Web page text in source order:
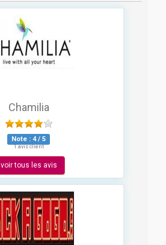
Chamilia
Note : 4/ 5
1 avis client
voir tous les avis